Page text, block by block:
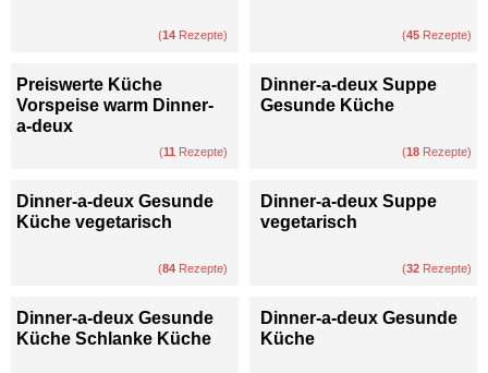
(14 Rezepte) (45 Rezepte)
Preiswerte Küche
Vorspeise warm Dinner-
a-deux
(11 Rezepte)
Dinner-a-deux Suppe
Gesunde Küche
(18 Rezepte)
Dinner-a-deux Gesunde
Küche vegetarisch
(84 Rezepte)
Dinner-a-deux Suppe
vegetarisch
(32 Rezepte)
Dinner-a-deux Gesunde
Küche Schlanke Küche
Dinner-a-deux Gesunde
Küche